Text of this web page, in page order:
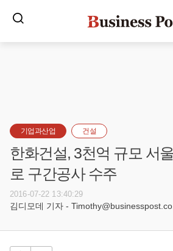
기업과산업 건설
한화건설, 3천억 규모 서
로 구간공사 수주
2016-07-22 13:40:29
김디모데 기자 -